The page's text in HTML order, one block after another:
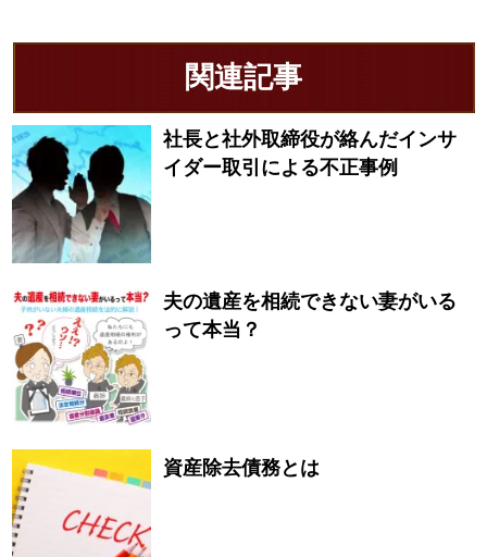
関連記事
社長と社外取締役が絡んだインサ
イダー取引による不正事例
夫の遺産を相続できない妻がいる
って本当？
資産除去債務とは